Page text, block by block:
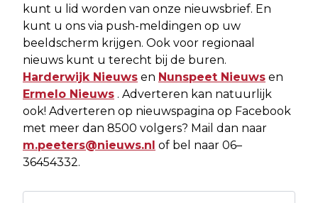
kunt u lid worden van onze nieuwsbrief. En
kunt u ons via push-meldingen op uw
beeldscherm krijgen. Ook voor regionaal
nieuws kunt u terecht bij de buren.
Harderwijk Nieuws en Nunspeet Nieuws en
Ermelo Nieuws . Adverteren kan natuurlijk
ook! Adverteren op nieuwspagina op Facebook
met meer dan 8500 volgers? Mail dan naar
m.peeters@nieuws.nl of bel naar 06–
36454332.